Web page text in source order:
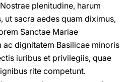
plenitudine, harum
ut sacra aedes quam diximus,
Sanctae Mariae
ac dignitatem Basilicae minoris
iuribus et privilegiis, quae
rite competunt.